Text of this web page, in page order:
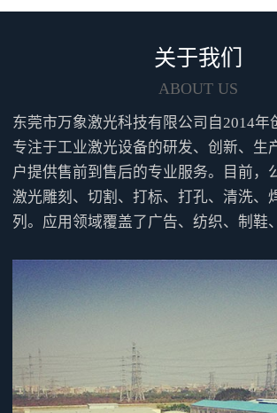
关于我们
ABOUT US
东莞市万象激光科技有限公司自2014年
专注于工业激光设备的研发、创新、生
户提供售前到售后的专业服务。目前，
激光雕刻、切割、打标、打孔、清洗、
列。应用领域覆盖了广告、纺织、制鞋